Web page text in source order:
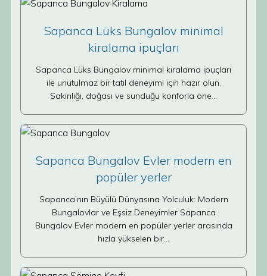
Sapanca Lüks Bungalov minimal
kiralama ipuçları
Sapanca Lüks Bungalov minimal kiralama ipuçları
ile unutulmaz bir tatil deneyimi için hazır olun.
Sakinliği, doğası ve sunduğu konforla öne…
Sapanca Bungalov Evler modern en
popüler yerler
Sapanca’nın Büyülü Dünyasına Yolculuk: Modern
Bungalovlar ve Eşsiz Deneyimler Sapanca
Bungalov Evler modern en popüler yerler arasında
hızla yükselen bir…